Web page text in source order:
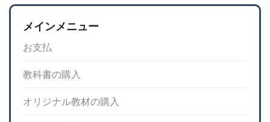
メインメニュー
お支払
教科書の購入
オリジナル教材の購入